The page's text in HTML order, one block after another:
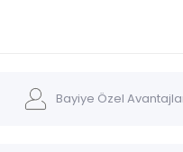
Bayiye Özel